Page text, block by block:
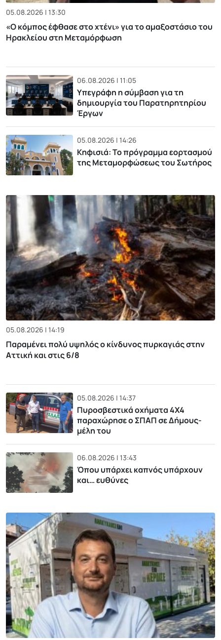
05.08.2026 | 13:30
«Ο κόμπος έφθασε στο χτένι» για το αμαξοστάσιο του
Ηρακλείου στη Μεταμόρφωση
06.08.2026 | 11:05
Υπεγράφη η σύμβαση για τη
δημιουργία του Παρατηρητηρίου
Έργων
05.08.2026 | 14:26
Κηφισιά: Το πρόγραμμα εορτασμού
της Μεταμορφώσεως του Σωτήρος
05.08.2026 | 14:19
Παραμένει πολύ υψηλός ο κίνδυνος πυρκαγιάς στην
Αττική και στις 6/8
05.08.2026 | 14:37
Πυροσβεστικά οχήματα 4Χ4
παραχώρησε ο ΣΠΑΠ σε Δήμους-
μέλη του
06.08.2026 | 13:43
Όπου υπάρχει καπνός υπάρχουν
και… ευθύνες